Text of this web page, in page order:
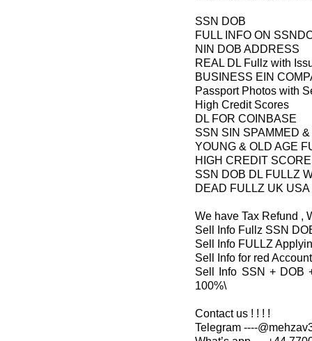
SSN DOB
FULL INFO ON
NIN DOB ADDRESS
REAL DL Fullz with
BUSINESS EIN
Passport Photos with
High Credit Scores
DL FOR COINBASE
SSN SIN SPAMMED
YOUNG & OLD AGE
HIGH CREDIT
SSN DOB DL FULLZ
DEAD FULLZ UK
We have Tax Refund ,
Sell Info Fullz SSN
Sell Info FULLZ
Sell Info for red
Sell Info SSN + DOB
100%\
Contact us ! ! ! !
Telegram ----